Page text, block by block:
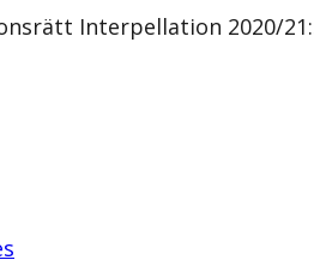
Interpellation 2020/